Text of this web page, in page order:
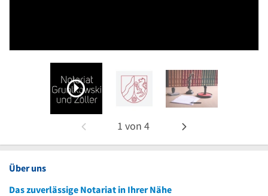
1 von 4
Über uns
Das zuverlässige Notariat in Ihrer Nähe